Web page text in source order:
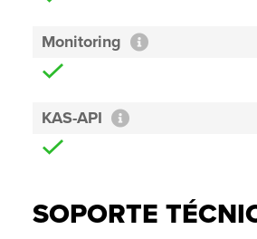
Monitoring
KAS-API
SOPORTE